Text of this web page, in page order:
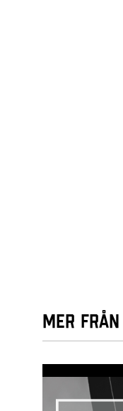
Mer från